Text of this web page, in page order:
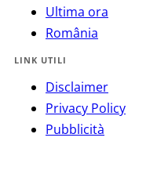
Ultima ora
România
LINK UTILI
Disclaimer
Privacy Policy
Pubblicità